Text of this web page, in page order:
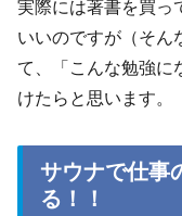
実際には著書を買っ
いいのですが（そん
て、「こんな勉強に
けたらと思います。
サウナで仕事
る！！